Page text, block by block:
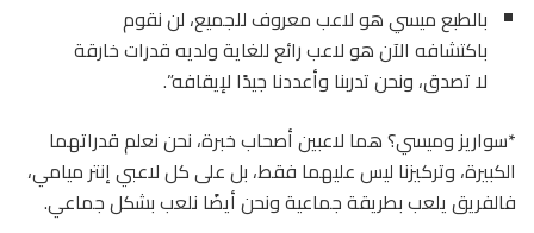
بالطبع ميسي هو لاعب معروف للجميع، لن نقوم
باكتشافه الآن هو لاعب رائع للغاية ولديه قدرات خارقة
لا تصدق، ونحن تدربنا وأعددنا جيدًا لإيقافه”.
*سواريز وميسي؟ هما لاعبين أصحاب خبرة، نحن نعلم قدراتهما
الكبيرة، وتركيزنا ليس عليهما فقط، بل على كل لاعبي إنتر ميامي،
فالفريق يلعب بطريقة جماعية ونحن أيضًا نلعب بشكل جماعي.